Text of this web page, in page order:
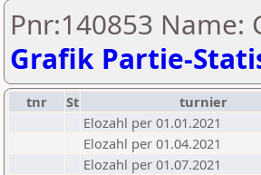
Pnr:140853 Name:
Grafik Partie-
tnr St turnier
Elozahl per 01.01.2021
Elozahl per 01.04.2021
Elozahl per 01.07.2021